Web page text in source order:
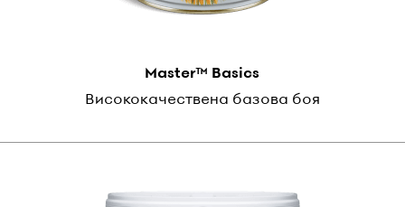
Master™ Basics
Висококачествена базова боя